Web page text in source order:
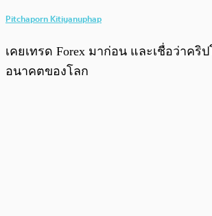
Pitchaporn Kitiyanuphap
เคยเทรด Forex มาก่อน และเชื่อว่าคริ
อนาคตของโลก